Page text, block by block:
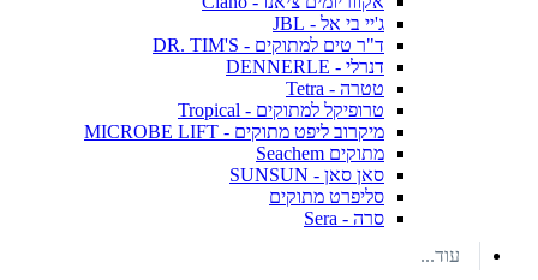
ג'יי בי אל - JBL
ד"ר טים למתוקים - DR. TIM'S
דנרלי - DENNERLE
טטרה - Tetra
טרופיקל למתוקים - Tropical
מיקרוב ליפט מתוקים - MICROBE LIFT
מתוקים Seachem
סאן סאן - SUNSUN
סליפרט מתוקים
סרה - Sera
עוד...